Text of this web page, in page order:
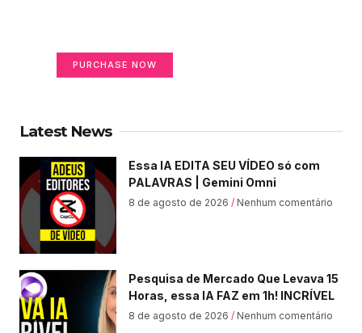
PURCHASE NOW
Latest News
Essa IA EDITA SEU VÍDEO só com
PALAVRAS | Gemini Omni
8 de agosto de 2026 Nenhum comentário
Pesquisa de Mercado Que Levava 15
Horas, essa IA FAZ em 1h! INCRÍVEL
8 de agosto de 2026 Nenhum comentário